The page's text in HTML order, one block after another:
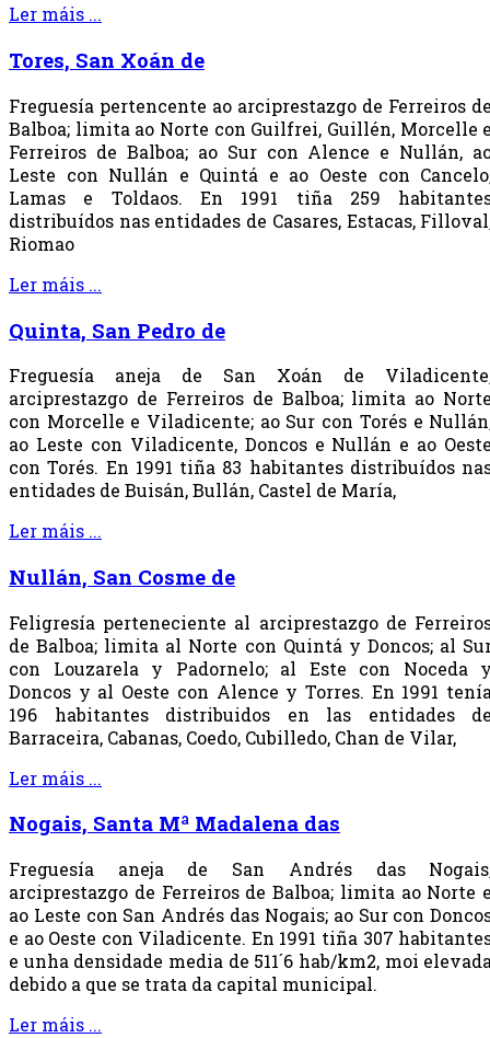
Ler máis ...
Tores, San Xoán de
Freguesía pertencente ao arciprestazgo de Ferreiros de
Balboa; limita ao Norte con Guilfrei, Guillén, Morcelle e
Ferreiros de Balboa; ao Sur con Alence e Nullán,
Leste con Nullán e Quintá e ao Oeste con
Lamas e Toldaos. En 1991 tiña 259
distribuídos nas entidades de Casares, Estacas,
Riomao
Ler máis ...
Quinta, San Pedro de
Freguesía aneja de San Xoán de
arciprestazgo de Ferreiros de Balboa; limita ao Norte
con Morcelle e Viladicente; ao Sur con Torés e
ao Leste con Viladicente, Doncos e Nullán e ao Oeste
con Torés. En 1991 tiña 83 habitantes distribuídos
entidades de Buisán, Bullán, Castel de María,
Ler máis ...
Nullán, San Cosme de
Feligresía perteneciente al arciprestazgo de
de Balboa; limita al Norte con Quintá y Doncos; al
con Louzarela y Padornelo; al Este con Noceda y
Doncos y al Oeste con Alence y Torres. En 1991 tenía
196 habitantes distribuidos en las entidades de
Barraceira, Cabanas, Coedo, Cubilledo, Chan de Vilar,
Ler máis ...
Nogais, Santa Mª Madalena das
Freguesía aneja de San Andrés das
arciprestazgo de Ferreiros de Balboa; limita ao Norte e
ao Leste con San Andrés das Nogais; ao Sur con
e ao Oeste con Viladicente. En 1991 tiña 307
e unha densidade media de 511´6 hab/km2, moi elevada
debido a que se trata da capital municipal.
Ler máis ...